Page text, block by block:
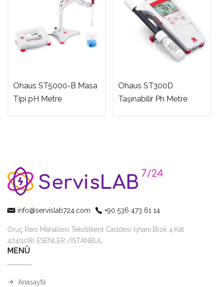
Ohaus ST5000-B Masa
Tipi pH Metre
Ohaus ST300D
Taşınabilir Ph Metre
info@servislab724.com +90 536 473 61 14
Oruç Reis Mahallesi Tekstilkent Caddesi İşhanı Blok 4.Kat
424(108) ESENLER /İSTANBUL
MENÜ
Anasayfa